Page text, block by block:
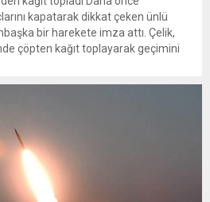
kapatarak dikkat çeken ünlü
bir harekete imza attı. Çelik,
çöpten kağıt toplayarak geçimini